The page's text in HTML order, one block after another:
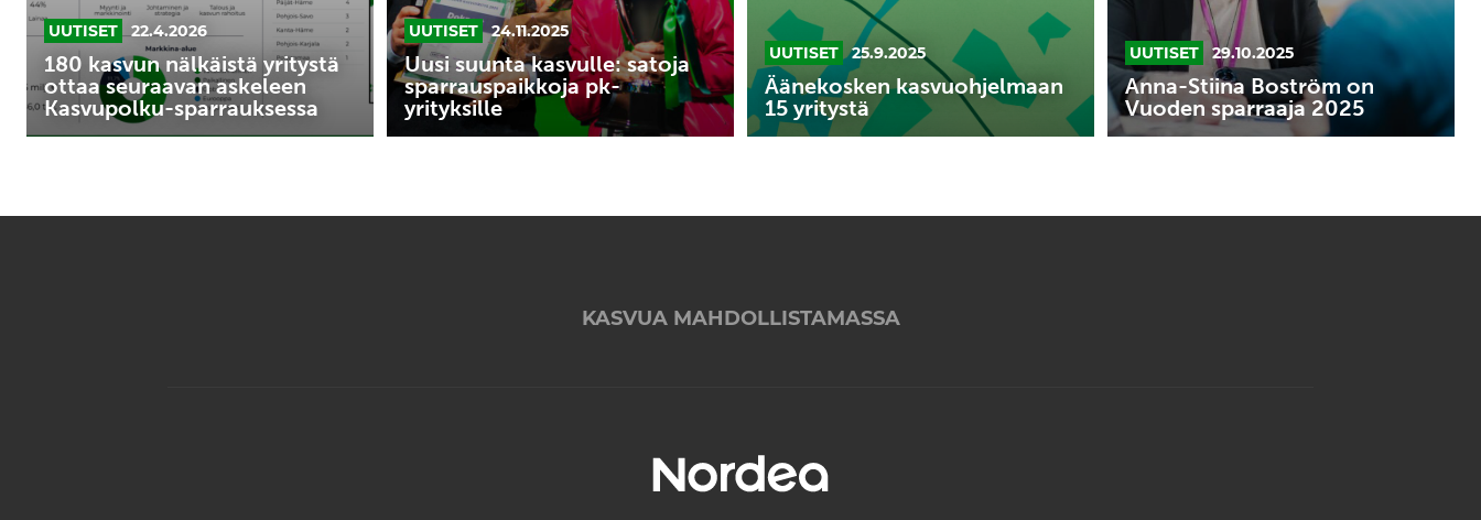
sparrauksessa
UUTISET 22.4.2026
180 kasvun nälkäistä yritystä
ottaa seuraavan askeleen
Kasvupolku-sparrauksessa
UUTISET 24.11.2025
Uusi suunta kasvulle: satoja
sparrauspaikkoja pk-
yrityksille
UUTISET 25.9.2025
Äänekosken kasvuohjelmaan
15 yritystä
UUTISET 29.10.2025
Anna-Stiina Boström on
Vuoden sparraaja 2025
KASVUA MAHDOLLISTAMASSA